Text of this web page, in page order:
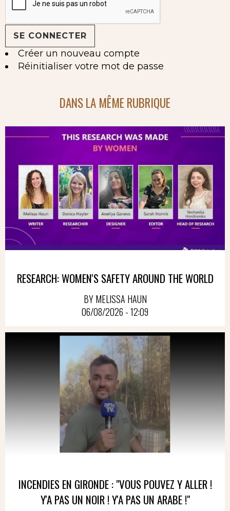
Créer un nouveau compte
Réinitialiser votre mot de passe
DANS LA MÊME RUBRIQUE
RESEARCH: WOMEN'S SAFETY AROUND THE WORLD
BY MELISSA HAUN
06/08/2026 - 12:09
INCENDIES EN GIRONDE : "VOUS POUVEZ Y ALLER !
Y'A PAS UN NOIR ! Y'A PAS UN ARABE !"